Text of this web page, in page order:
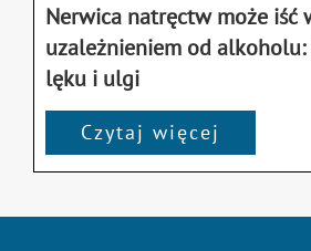
Nerwica natręctw może iść
uzależnieniem od alkoholu:
lęku i ulgi
Czytaj więcej